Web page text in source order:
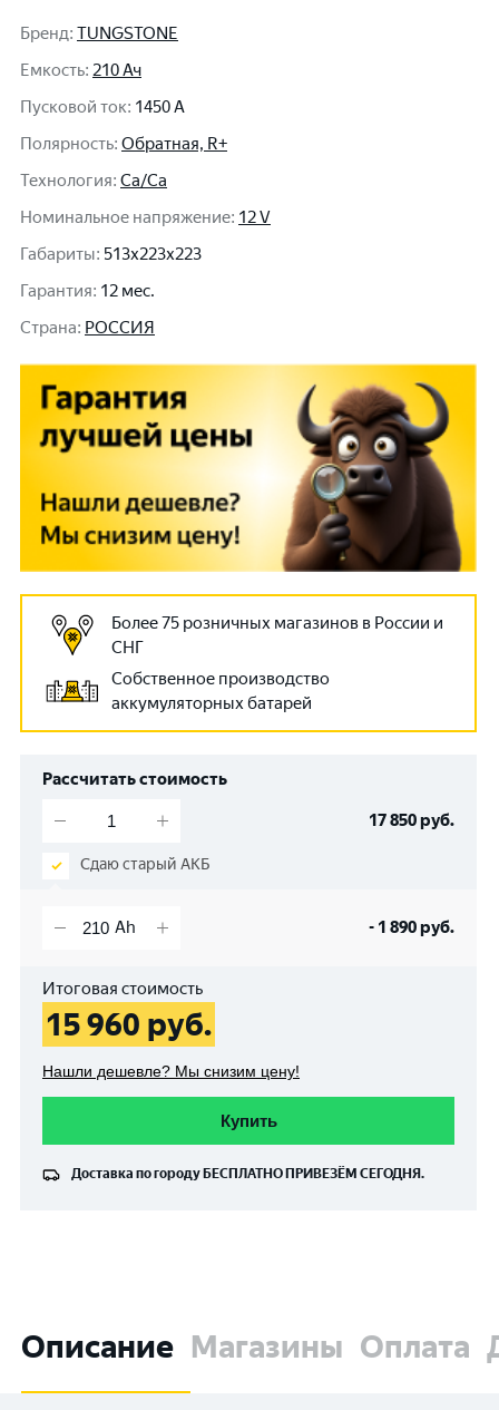
Бренд: TUNGSTONE
Емкость: 210 Ач
Пусковой ток: 1450 A
Полярность: Обратная, R+
Технология: Ca/Ca
Номинальное напряжение: 12 V
Габариты: 513x223x223
Гарантия: 12 мес.
Cтрана: РОССИЯ
Более 75 розничных магазинов в России и
СНГ
Собственное производство
аккумуляторных батарей
Рассчитать стоимость
17 850руб.
Сдаю старый АКБ
- 1 890руб.
Итоговая стоимость
15 960 руб.
Нашли дешевле? Мы снизим цену!
Купить
Доставка по городу БЕСПЛАТНО ПРИВЕЗЁМ СЕГОДНЯ.
Описание Магазины Оплата